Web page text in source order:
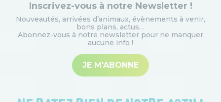
Inscrivez-vous à notre Newsletter !
Nouveautés, arrivées d’animaux, évènements à venir,
bons plans, actus…
Abonnez-vous à notre newsletter pour ne manquer
aucune info !
JE M'ABONNE